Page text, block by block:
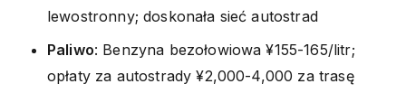
lewostronny; doskonała sieć autostrad
Paliwo: Benzyna bezołowiowa ¥155-165/litr;
opłaty za autostrady ¥2,000-4,000 za trasę